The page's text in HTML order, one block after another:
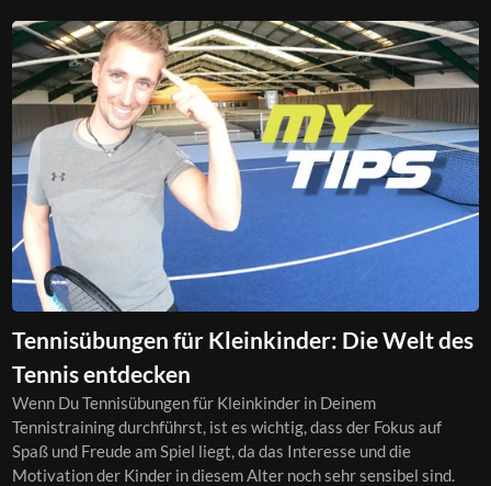
Tennisübungen für Kleinkinder: Die Welt des
Tennis entdecken
Wenn Du Tennisübungen für Kleinkinder in Deinem
Tennistraining durchführst, ist es wichtig, dass der Fokus auf
Spaß und Freude am Spiel liegt, da das Interesse und die
Motivation der Kinder in diesem Alter noch sehr sensibel sind.